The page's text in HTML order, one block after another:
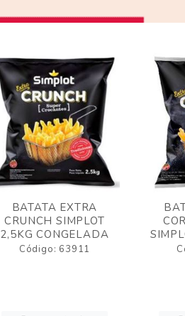
BATATA EXTRA
CRUNCH SIMPLOT
2,5KG CONGELADA
Código: 63911